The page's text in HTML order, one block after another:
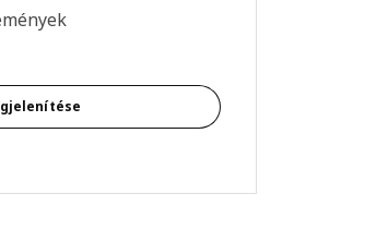
vélemény: 14